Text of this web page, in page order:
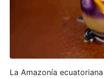
La Amazonía